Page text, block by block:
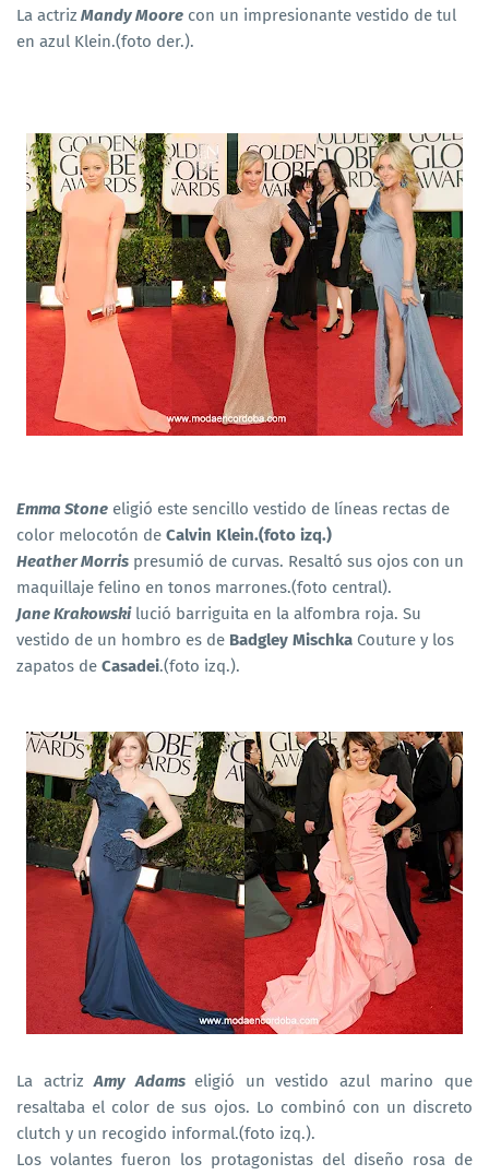
La actriz Mandy Moore con un impresionante vestido de tul
en azul Klein.(foto der.).
Emma Stone eligió este sencillo vestido de líneas rectas de
color melocotón de Calvin Klein.(foto izq.)
Heather Morris presumió de curvas. Resaltó sus ojos con un
maquillaje felino en tonos marrones.(foto central).
Jane Krakowskilució barriguita en la alfombra roja. Su
vestido de un hombro es de Badgley Mischka Couture y los
zapatos de Casadei.(foto izq.).
La actrizAmy Adams eligió un vestido azul marino que
resaltaba el color de sus ojos. Lo combinó con un discreto
clutch y un recogido informal.(foto izq.).
Los volantes fueron los protagonistas del diseño rosa de